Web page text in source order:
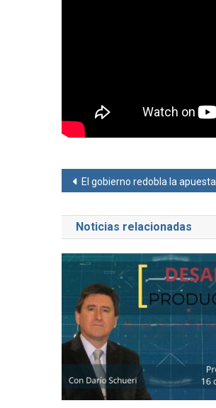
Navegación
de
entradas
El gobierno redobla la apuesta.
Noticias relacionadas